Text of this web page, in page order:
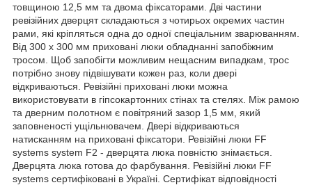
товщиною 12,5 мм та двома фіксаторами. Дві частини
ревізійних дверцят складаються з чотирьох окремих частин
рами, які кріпляться одна до одної спеціальним зварюванням.
Від 300 х 300 мм приховані люки обладнанні запобіжним
тросом. Щоб запобігти можливим нещасним випадкам, трос
потрібно знову підвішувати кожен раз, коли двері
відкриваються. Ревізійні приховані люки можна
використовувати в гіпсокартонних стінах та стелях. Між рамою
та дверним полотном є повітряний зазор 1,5 мм, який
заповненості ущільнювачем. Двері відкриваються
натисканням на приховані фіксатори. Ревізійні люки FF
systems system F2 - дверцята люка повністю знімається.
Дверцята люка готова до фарбування. Ревізійні люки FF
systems сертифіковані в Україні. Сертифікат відповідності